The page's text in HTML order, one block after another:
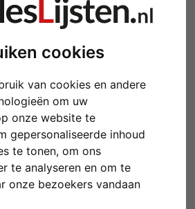
cookies
van cookies en andere
om uw
onze website te
gepersonaliseerde inhoud
te tonen, om ons
te analyseren en om te
onze bezoekers vandaan